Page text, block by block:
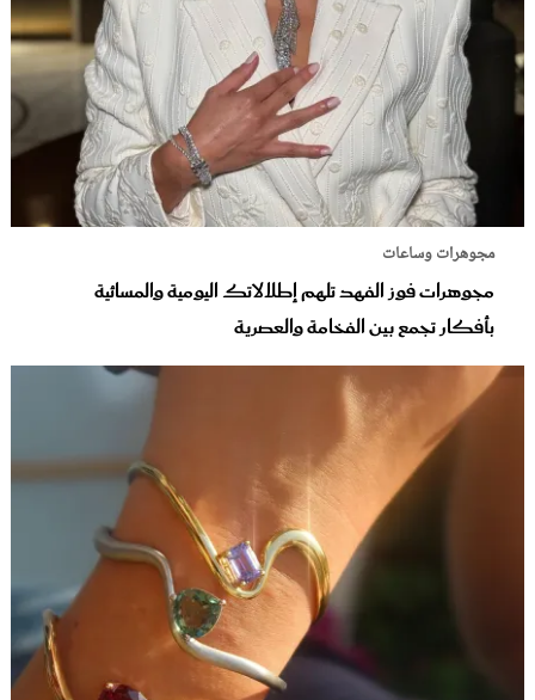
مجوهرات وساعات
مجوهرات فوز الفهد تلهم إطلالاتك اليومية والمسائية
بأفكار تجمع بين الفخامة والعصرية